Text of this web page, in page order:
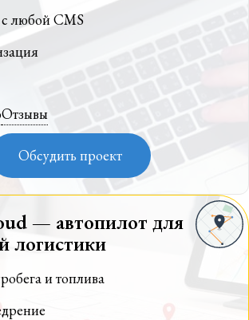
любой CMS
Отзывы
Обсудить проект
— автопилот для
логистики
и топлива